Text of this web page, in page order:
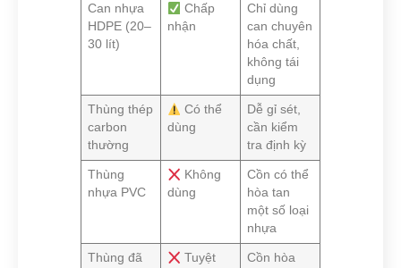
Can nhựa
HDPE (20–
30 lít)
Chấp
nhận
Chỉ dùng
can chuyên
hóa chất,
không tái
dụng
Thùng thép
carbon
thường
Có thể
dùng
Dễ gỉ sét,
cần kiểm
tra định kỳ
Thùng
nhựa PVC
Không
dùng
Cồn có thể
hòa tan
một số loại
nhựa
Thùng đã
Tuyệt
Cồn hòa